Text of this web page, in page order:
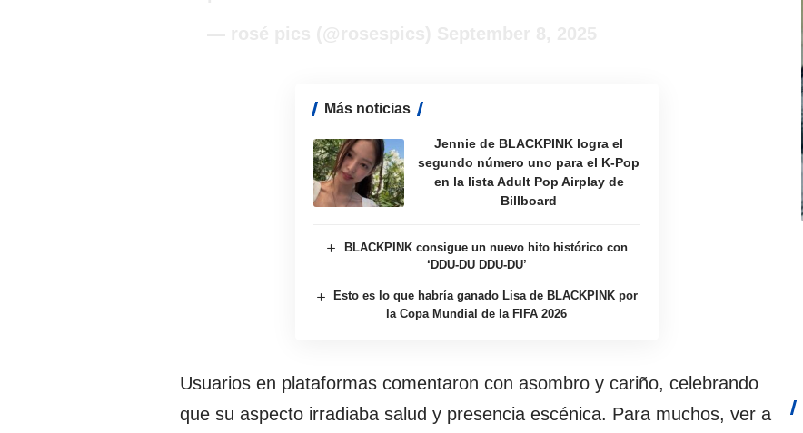
Más noticias
Jennie de BLACKPINK logra el
segundo número uno para el K-Pop
en la lista Adult Pop Airplay de
Billboard
BLACKPINK consigue un nuevo hito histórico con
‘DDU-DU DDU-DU’
Esto es lo que habría ganado Lisa de BLACKPINK por
la Copa Mundial de la FIFA 2026
Usuarios en plataformas comentaron con asombro y cariño, celebrando
que su aspecto irradiaba salud y presencia escénica. Para muchos, ver a